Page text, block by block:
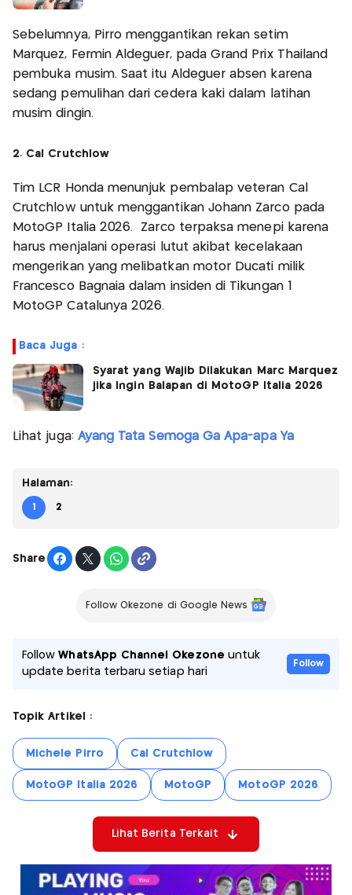
Sebelumnya, Pirro menggantikan rekan setim
Marquez, Fermin Aldeguer, pada Grand Prix Thailand
pembuka musim. Saat itu Aldeguer absen karena
sedang pemulihan dari cedera kaki dalam latihan
musim dingin.
2. Cal Crutchlow
Tim LCR Honda menunjuk pembalap veteran Cal
Crutchlow untuk menggantikan Johann Zarco pada
MotoGP Italia 2026. Zarco terpaksa menepi karena
harus menjalani operasi lutut akibat kecelakaan
mengerikan yang melibatkan motor Ducati milik
Francesco Bagnaia dalam insiden di Tikungan 1
MotoGP Catalunya 2026.
Baca Juga :
Syarat yang Wajib Dilakukan Marc Marquez
jika Ingin Balapan di MotoGP Italia 2026
Lihat juga: Ayang Tata Semoga Ga Apa-apa Ya
Halaman:
1 2
Share
Follow Okezone di Google News
FollowWhatsApp Channel Okezone untuk
update berita terbaru setiap hari
Follow
Topik Artikel :
Michele Pirro Cal Crutchlow
MotoGP Italia 2026 MotoGP MotoGP 2026
Lihat Berita Terkait